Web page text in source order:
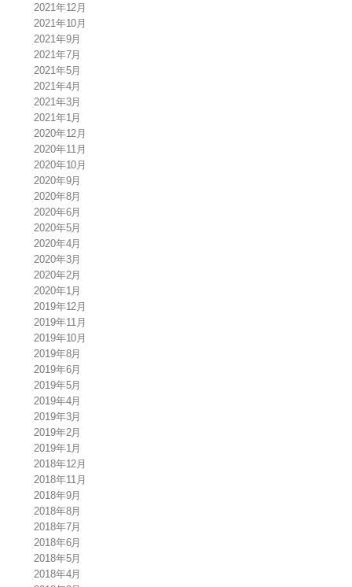
2021年12月
2021年10月
2021年9月
2021年7月
2021年5月
2021年4月
2021年3月
2021年1月
2020年12月
2020年11月
2020年10月
2020年9月
2020年8月
2020年6月
2020年5月
2020年4月
2020年3月
2020年2月
2020年1月
2019年12月
2019年11月
2019年10月
2019年8月
2019年6月
2019年5月
2019年4月
2019年3月
2019年2月
2019年1月
2018年12月
2018年11月
2018年9月
2018年8月
2018年7月
2018年6月
2018年5月
2018年4月